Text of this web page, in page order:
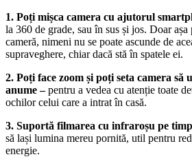
1. Poți mișca camera cu ajutorul
la 360 de grade, sau în sus și jos. Doar așa
cameră, nimeni nu se poate ascunde de
supraveghere, chiar dacă stă în spatele ei.
2. Poți face zoom și poți seta camera să
anume –pentru a vedea cu atenție toate
ochilor celui care a intrat în casă.
3. Suportă filmarea cu infraroșu pe
să lași lumina mereu pornită, util pentru
energie.